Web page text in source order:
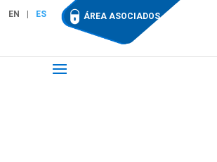
EN ES ÁREA ASOCIADOS